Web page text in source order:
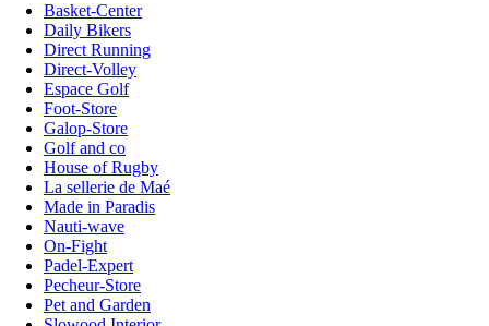
Basket-Center
Daily Bikers
Direct Running
Direct-Volley
Espace Golf
Foot-Store
Galop-Store
Golf and co
House of Rugby
La sellerie de Maé
Made in Paradis
Nauti-wave
On-Fight
Padel-Expert
Pecheur-Store
Pet and Garden